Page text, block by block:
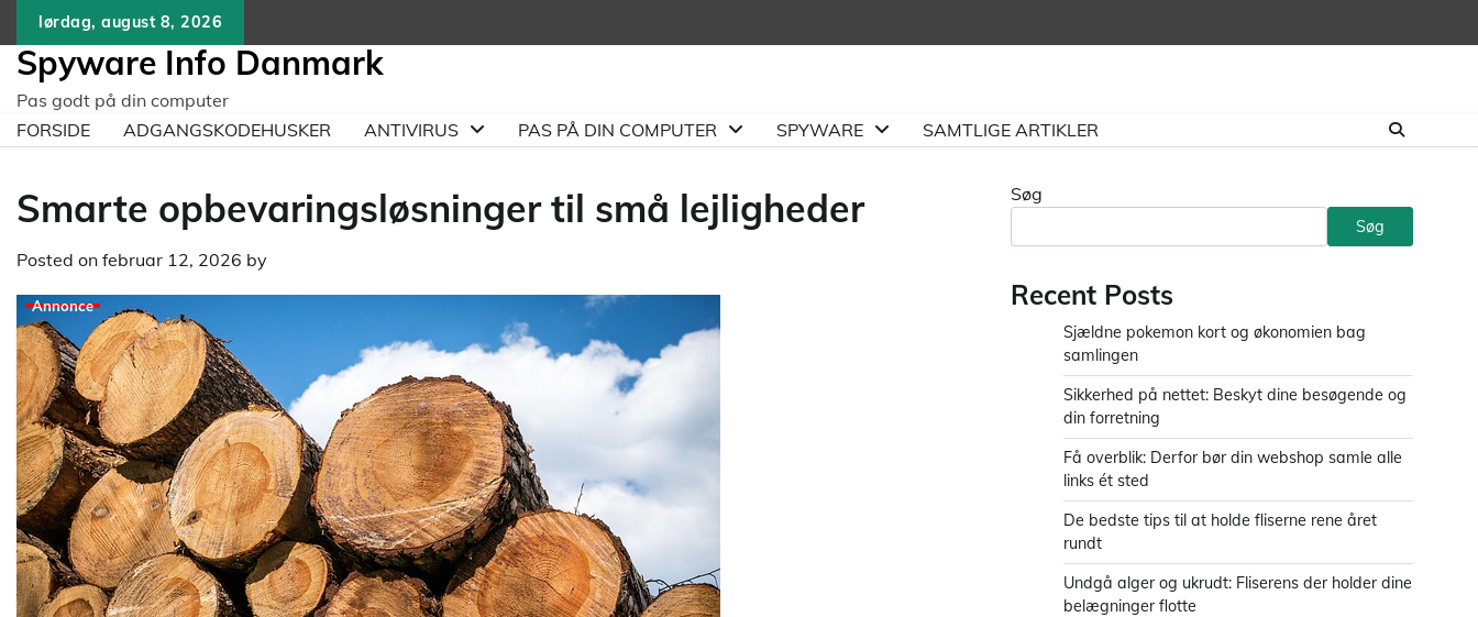
content
lørdag, august 8, 2026
Spyware Info Danmark
Pas godt på din computer
FORSIDE
ADGANGSKODEHUSKER ANTIVIRUS PAS PÅ DIN COMPUTER SPYWARE SAMTLIGE ARTIKLER
Smarte opbevaringsløsninger til små lejligheder
Posted on februar 12, 2026 by
Annonce
Søg
Søg
Recent Posts
Sjældne pokemon kort og økonomien bag
samlingen
Sikkerhed på nettet: Beskyt dine besøgende og
din forretning
Få overblik: Derfor bør din webshop samle alle
links ét sted
De bedste tips til at holde fliserne rene året
rundt
Undgå alger og ukrudt: Fliserens der holder dine
belægninger flotte